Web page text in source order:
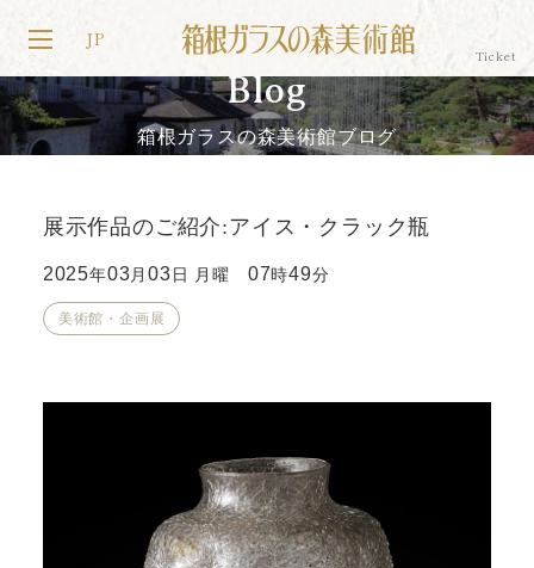
JP
Blog
箱根ガラスの森美術館ブログ
展示作品のご紹介:アイス・クラック瓶
2025年03 月03 日 月曜 07時49分
美術館・企画展